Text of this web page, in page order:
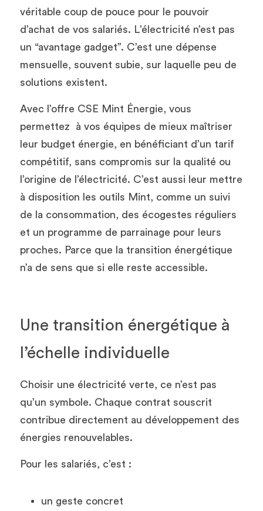
véritable coup de pouce pour le pouvoir
d’achat de vos salariés. L’électricité n’est pas
un “avantage gadget”. C’est une dépense
mensuelle, souvent subie, sur laquelle peu de
solutions existent.
Avec l’offre CSE Mint Énergie, vous
permettez  à vos équipes de mieux maîtriser
leur budget énergie, en bénéficiant d’un tarif
compétitif, sans compromis sur la qualité ou
l’origine de l’électricité. C’est aussi leur mettre
à disposition les outils Mint, comme un suivi
de la consommation, des écogestes réguliers
et un programme de parrainage pour leurs
proches. Parce que la transition énergétique
n’a de sens que si elle reste accessible.
Une transition énergétique à
l’échelle individuelle
Choisir une électricité verte, ce n’est pas
qu’un symbole. Chaque contrat souscrit
contribue directement au développement des
énergies renouvelables.
Pour les salariés, c’est :
un geste concret